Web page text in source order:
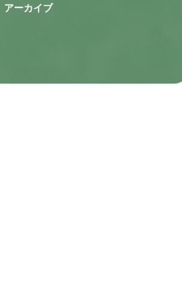
アーカイブ